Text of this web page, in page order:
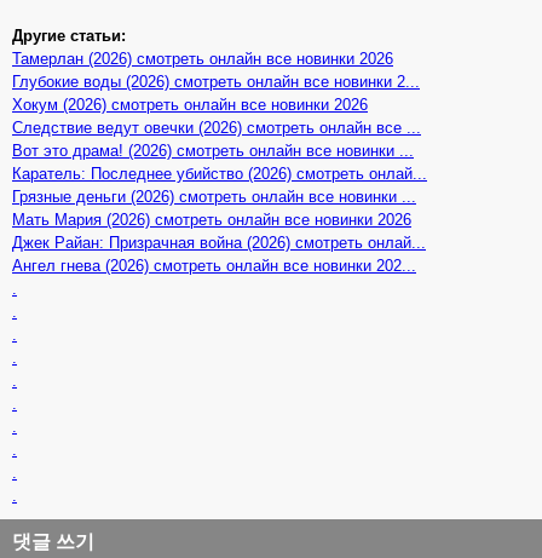
Другие статьи:
Тамерлан (2026) смотреть онлайн все новинки 2026
Глубокие воды (2026) смотреть онлайн все новинки 2...
Хокум (2026) смотреть онлайн все новинки 2026
Следствие ведут овечки (2026) смотреть онлайн все ...
Вот это драма! (2026) смотреть онлайн все новинки ...
Каратель: Последнее убийство (2026) смотреть онлай...
Грязные деньги (2026) смотреть онлайн все новинки ...
Мать Мария (2026) смотреть онлайн все новинки 2026
Джек Райан: Призрачная война (2026) смотреть онлай...
Ангел гнева (2026) смотреть онлайн все новинки 202...
댓글 쓰기